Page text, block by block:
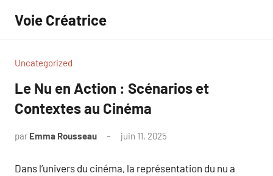
contenu
Voie Créatrice
Uncategorized
Le Nu en Action : Scénarios et
Contextes au Cinéma
par Emma Rousseau juin 11, 2025
Dans l’univers du cinéma, la représentation du nu a